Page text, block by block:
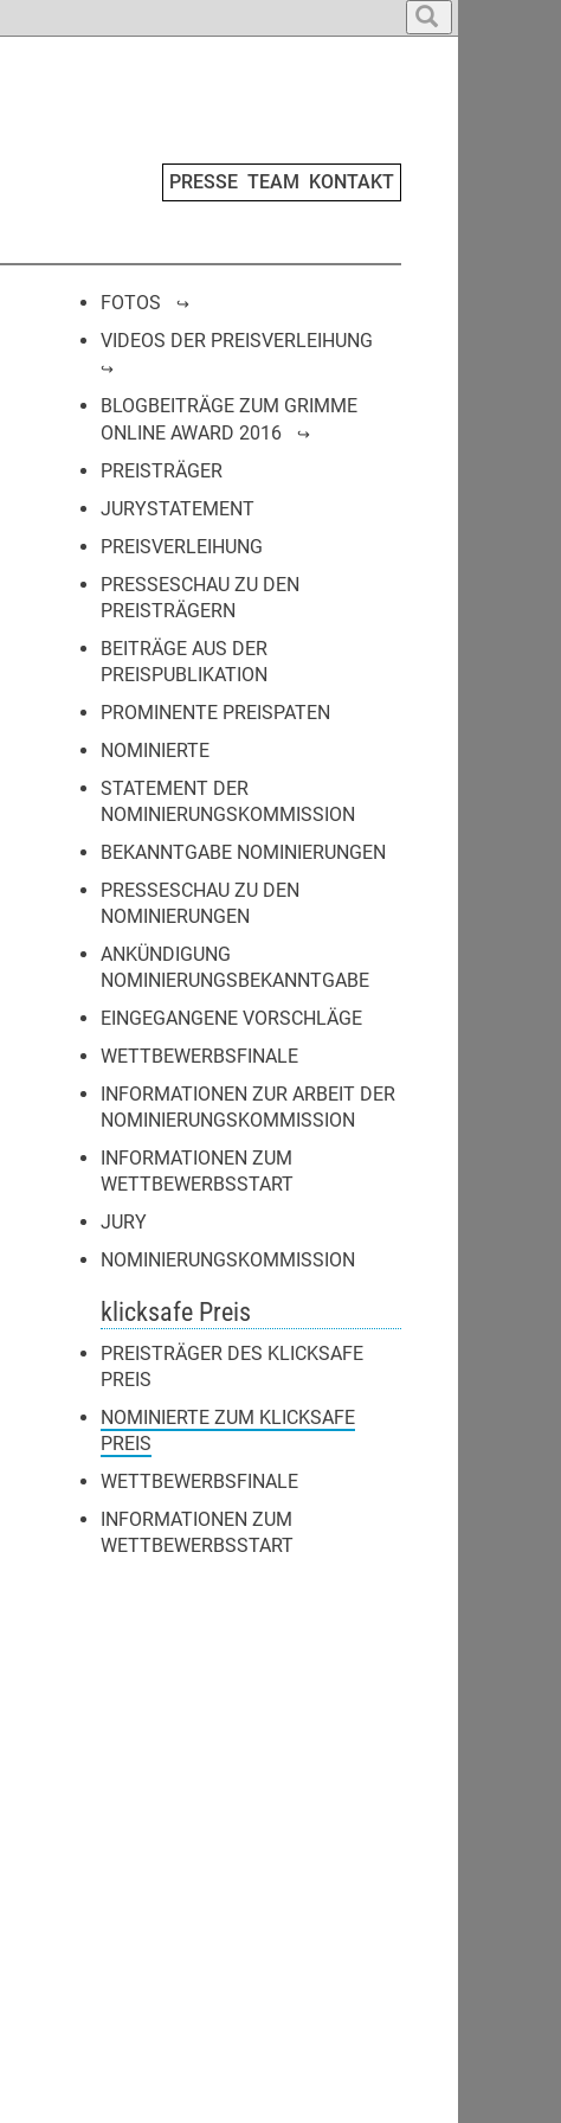
PRESSE TEAM KONTAKT
FOTOS
VIDEOS DER PREISVERLEIHUNG
BLOGBEITRÄGE ZUM GRIMME
ONLINE AWARD 2016
PREISTRÄGER
JURYSTATEMENT
PREISVERLEIHUNG
PRESSESCHAU ZU DEN
PREISTRÄGERN
BEITRÄGE AUS DER
PREISPUBLIKATION
PROMINENTE PREISPATEN
NOMINIERTE
STATEMENT DER
NOMINIERUNGSKOMMISSION
BEKANNTGABE NOMINIERUNGEN
PRESSESCHAU ZU DEN
NOMINIERUNGEN
ANKÜNDIGUNG
NOMINIERUNGSBEKANNTGABE
EINGEGANGENE VORSCHLÄGE
WETTBEWERBSFINALE
INFORMATIONEN ZUR ARBEIT DER
NOMINIERUNGSKOMMISSION
INFORMATIONEN ZUM
WETTBEWERBSSTART
JURY
NOMINIERUNGSKOMMISSION
klicksafe Preis
PREISTRÄGER DES KLICKSAFE
PREIS
NOMINIERTE ZUM KLICKSAFE
PREIS
WETTBEWERBSFINALE
INFORMATIONEN ZUM
WETTBEWERBSSTART